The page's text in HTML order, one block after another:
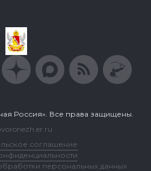
Россия». Все права защищены.
соглашение
персональных данных